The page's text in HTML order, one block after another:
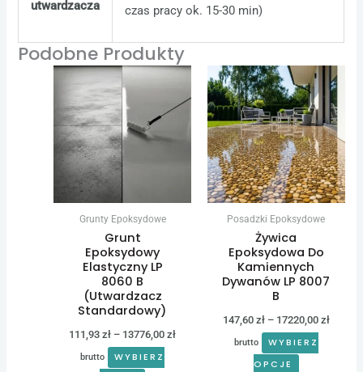
utwardzacza czas pracy ok. 15-30 min)
Podobne Produkty
Grunty Epoksydowe
Grunt
Epoksydowy
Elastyczny LP
8060 B
(Utwardzacz
Standardowy)
111,93zł – 13776,00zł
Zakres
od
111,93 zł
13776,00 zł
brutto
WYBIERZ
produkt
ma
wiele
można
na
stronie
produktu
Posadzki Epoksydowe
Żywica
Epoksydowa Do
Kamiennych
Dywanów LP 8007
B
147,60 zł – 17220,00 zł
cen:
od
147,60
do
brutto
WYBIERZ
OPCJE
Ten
produkt
ma
wiele
wariantów.
Opcje
można
wybrać
na
stronie